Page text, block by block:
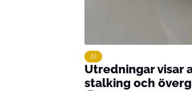
AI
Utredningar visar
stalking och